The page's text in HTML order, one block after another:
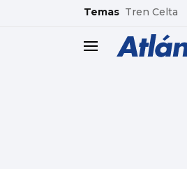
common.go-to-content
Temas Tren Celta